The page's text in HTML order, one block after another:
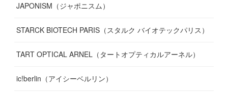
JAPONISM（ジャポニスム）
STARCK BIOTECH PARIS（スタルク バイオテックパリス）
TART OPTICAL ARNEL（タートオプティカルアーネル）
ic!berlin（アイシーベルリン）